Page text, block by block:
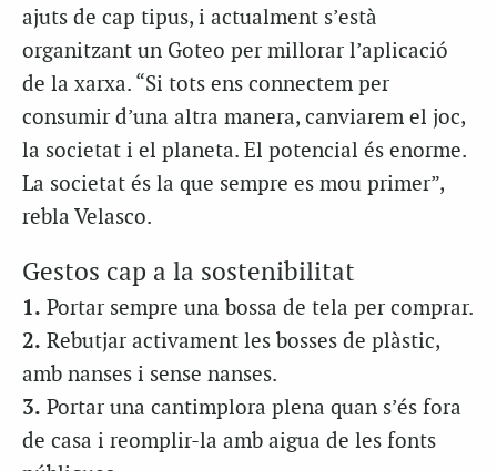
ajuts de cap tipus, i actualment s’està
organitzant un Goteo per millorar l’aplicació
de la xarxa. “Si tots ens connectem per
consumir d’una altra manera, canviarem el joc,
la societat i el planeta. El potencial és enorme.
La societat és la que sempre es mou primer”,
rebla Velasco.
Gestos cap a la sostenibilitat
1. Portar sempre una bossa de tela per comprar.
2. Rebutjar activament les bosses de plàstic,
amb nanses i sense nanses.
3. Portar una cantimplora plena quan s’és fora
de casa i reomplir-la amb aigua de les fonts